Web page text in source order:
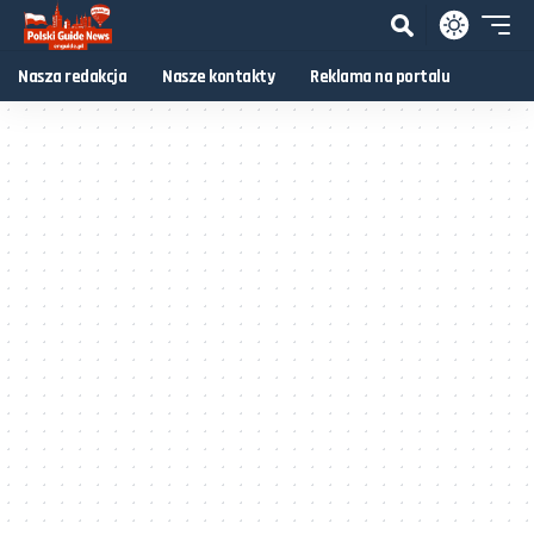
Nasza redakcja Nasze kontakty Reklama na portalu